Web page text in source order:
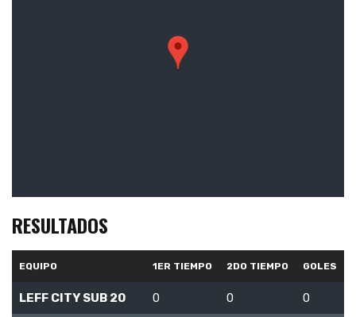
RESULTADOS
EQUIPO 1ER TIEMPO 2DO TIEMPO GOLES
LEFF CITY SUB 20 0 0
0